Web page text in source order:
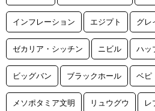
インフレーション エジプト グレ
ゼカリア・シッチン ニビル ハッ
ビッグバン ブラックホール ベピ
メソポタミア文明 リュウグウ レ